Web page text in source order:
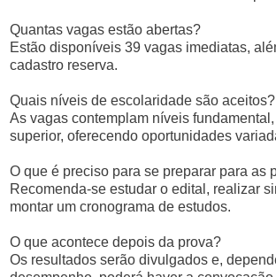
Quantas vagas estão abertas?
Estão disponíveis 39 vagas imediatas,
cadastro reserva.
Quais níveis de escolaridade são aceitos?
As vagas contemplam níveis
superior, oferecendo oportunidades
O que é preciso para se preparar para as
Recomenda-se estudar o edital, realizar
montar um cronograma de estudos.
O que acontece depois da prova?
Os resultados serão divulgados e,